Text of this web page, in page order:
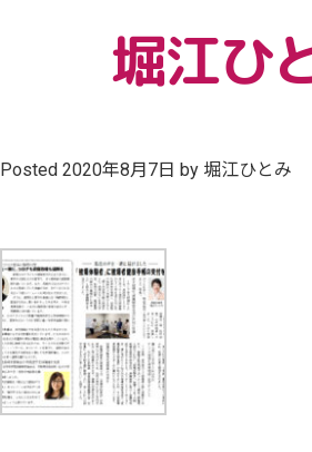
堀江ひ
Posted 2020年8月7日 by 堀江ひとみ